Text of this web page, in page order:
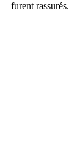
furent rassurés.